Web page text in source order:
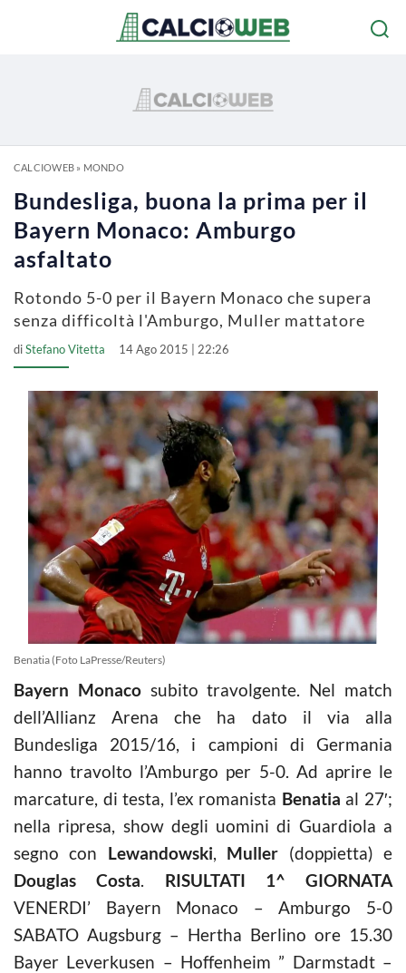
CALCIOWEB» MONDO
Bundesliga, buona la prima per il
Bayern Monaco: Amburgo
asfaltato
Rotondo 5-0 per il Bayern Monaco che supera
senza difficoltà l'Amburgo, Muller mattatore
diStefano Vitetta 14 Ago 2015 | 22:26
Benatia (Foto LaPresse/Reuters)
Bayern Monacosubito travolgente. Nel match
dell’Allianz Arena che ha dato il via alla
Bundesliga 2015/16, i campioni di Germania
hanno travolto l’Amburgo per 5-0. Ad aprire le
marcature, di testa, l’ex romanista Benatia al 27′;
nella ripresa, show degli uomini di Guardiola a
segno con Lewandowski, Muller (doppietta) e
Douglas Costa. RISULTATI 1^ GIORNATA
VENERDI’ Bayern Monaco – Amburgo 5-0
SABATO Augsburg – Hertha Berlino ore 15.30
Bayer Leverkusen – Hoffenheim ” Darmstadt –